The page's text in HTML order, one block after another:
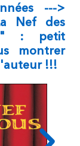
--->
Nef des
: petit
montrer
!!!